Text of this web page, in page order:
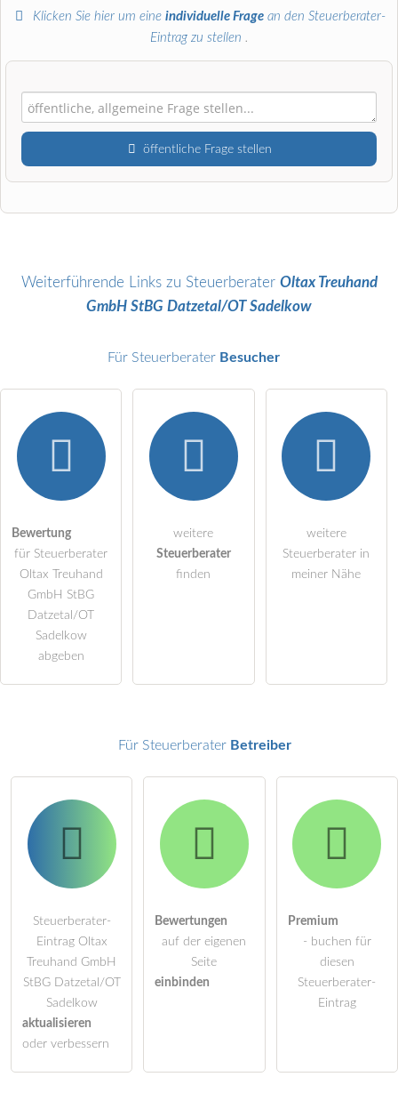
Klicken Sie hier um eineindividuelle Frage an den Steuerberater-
Eintrag zu stellen .
öffentliche Frage stellen
Name
Hiermit akzeptiere ich die
DieDatenschutzerklärung habe ich zur Kenntnis genommen.
öffentliche Frage stellen Abbrechen
Hinweis:Bitte beachten Sie, öffentliche Fragen sindfür alle
Besucher sichtbar
Klicken Sie hier um eine
Steuerberater-Eintrag zu stellen
Weiterführende Links zu Steuerberater Oltax Treuhand
GmbH StBG Datzetal/OT Sadelkow
Für Steuerberater Besucher
Bewertung
für Steuerberater
Oltax Treuhand
GmbH StBG
Datzetal/OT
Sadelkow
abgeben
weitere
Steuerberater
finden
weitere
Steuerberater in
meiner Nähe
Für Steuerberater Betreiber
Steuerberater-
Eintrag Oltax
Treuhand GmbH
StBG Datzetal/OT
Sadelkow
aktualisieren
oder verbessern
Bewertungen
auf der eigenen
Seite
einbinden
Premium
- buchen für
diesen
Steuerberater-
Eintrag